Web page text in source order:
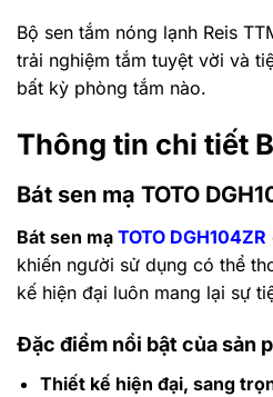
Bộ sen tắm nóng lạnh Reis
trải nghiệm tắm tuyệt vời và
bất kỳ phòng tắm nào.
Thông tin chi tiết
Bát sen mạ TOTO
Bát sen mạ TOTO DGH104ZR
khiến người sử dụng có thể
kế hiện đại luôn mang lại sự
Đặc điểm nổi bật của sản
Thiết kế hiện đại, sang